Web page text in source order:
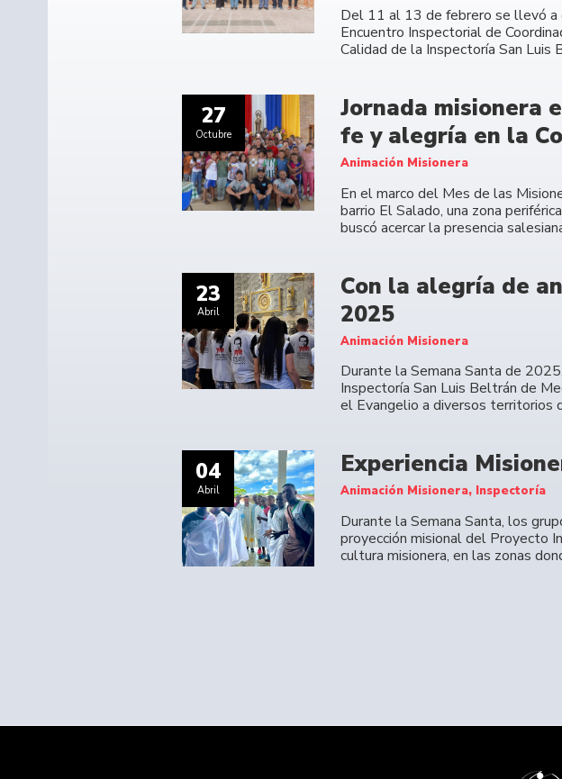
Del 11 al 13 de febrero se llevó a
Encuentro Inspectorial de
Calidad de la Inspectoría San Luis
27
Octubre
Jornada misionera
fe y alegría en la
Animación Misionera
En el marco del Mes de las
barrio El Salado, una zona
buscó acercar la presencia
23
Abril
Con la alegría de
2025
Animación Misionera
Durante la Semana Santa de
Inspectoría San Luis Beltrán de
el Evangelio a diversos territorios
04
Abril
Experiencia
Animación Misionera, Inspectoría
Durante la Semana Santa, los
proyección misional del Proyecto
cultura misionera, en las zonas